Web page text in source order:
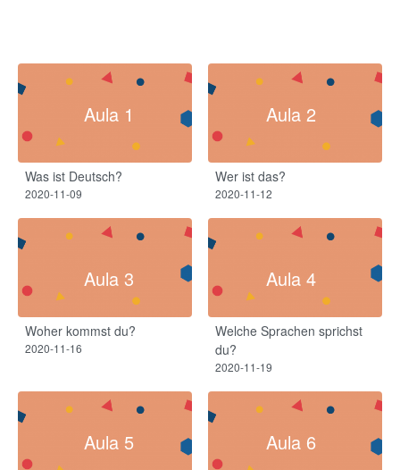
Aula 1
Was ist Deutsch?
2020-11-09
Aula 2
Wer ist das?
2020-11-12
Aula 3
Woher kommst du?​
2020-11-16
Aula 4
Welche Sprachen sprichst
du?​
2020-11-19
Aula 5 Aula 6